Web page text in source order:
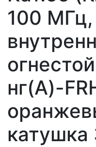
100 МГц,
нг(A)-